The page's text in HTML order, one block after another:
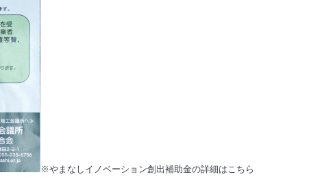
※やまなしイノベーション創出補助金の詳細はこちら